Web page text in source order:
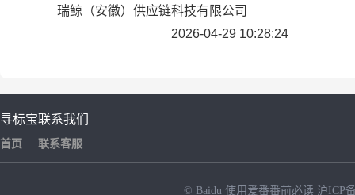
瑞鲸（安徽）供应链科技有限公司
2026-04-29 10:28:24
寻标宝
首页
联系我们
联系客服
© Baidu 使用爱番番前必读 沪ICP